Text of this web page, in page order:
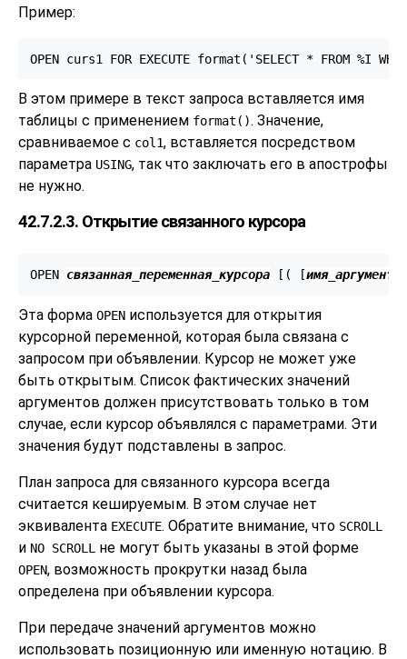
Пример:
OPEN curs1 FOR EXECUTE format('SELECT * FROM %I
В этом примере в текст запроса вставляется имя
таблицы с применением format(). Значение,
сравниваемое с col1, вставляется посредством
параметра USING, так что заключать его в апострофы
не нужно.
42.7.2.3. Открытие связанного курсора
OPEN связанная_переменная_курсора [ ( [имя_аргумента
Эта форма OPEN используется для открытия
курсорной переменной, которая была связана с
запросом при объявлении. Курсор не может уже
быть открытым. Список фактических значений
аргументов должен присутствовать только в том
случае, если курсор объявлялся с параметрами. Эти
значения будут подставлены в запрос.
План запроса для связанного курсора всегда
считается кешируемым. В этом случае нет
эквивалента EXECUTE. Обратите внимание, что SCROLL
и NO SCROLL не могут быть указаны в этой форме
OPEN, возможность прокрутки назад была
определена при объявлении курсора.
При передаче значений аргументов можно
использовать позиционную или именную нотацию. В